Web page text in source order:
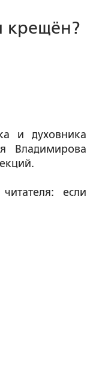
крещён?
и духовника
Владимирова
если